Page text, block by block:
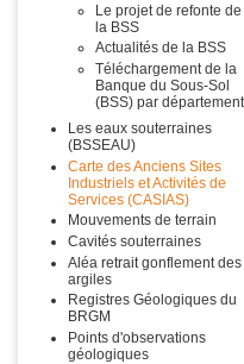
Le projet de refonte de
la BSS
Actualités de la BSS
Téléchargement de la
Banque du Sous-Sol
(BSS) par département
Les eaux souterraines
(BSSEAU)
Carte des Anciens Sites
Industriels et Activités de
Services (CASIAS)
Mouvements de terrain
Cavités souterraines
Aléa retrait gonflement des
argiles
Registres Géologiques du
BRGM
Points d'observations
géologiques